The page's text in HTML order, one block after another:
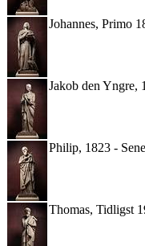
Johannes, Primo
Jakob den Yngre,
Philip, 1823 -
Thomas, Tidligst